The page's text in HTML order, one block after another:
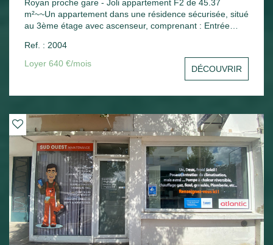
Royan proche gare - Joli appartement F2 de 45.37
m²~~Un appartement dans une résidence sécurisée, situé
au 3ème étage avec ascenseur, comprenant : Entrée
cuisine aménagée, une chambre avec placard, salle de
bains, wc indépendant. Chauffage électrique - Une place
Ref. : 2004
Loyer 640 €/mois
DÉCOUVRIR